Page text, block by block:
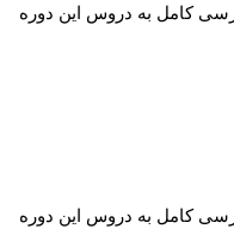
کامل به دروس این دوره
کامل به دروس این دوره